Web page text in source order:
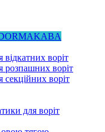
воріт
розпашних воріт
воріт
для воріт